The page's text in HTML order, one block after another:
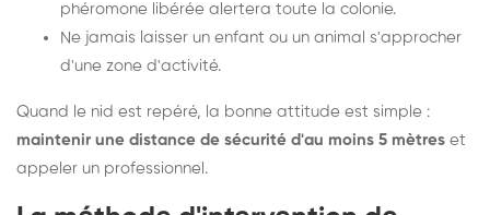
phéromone libérée alertera toute la colonie.
Ne jamais laisser un enfant ou un animal s'approcher
d'une zone d'activité.
Quand le nid est repéré, la bonne attitude est simple :
maintenir une distance de sécurité d'au moins 5 mètres et
appeler un professionnel.